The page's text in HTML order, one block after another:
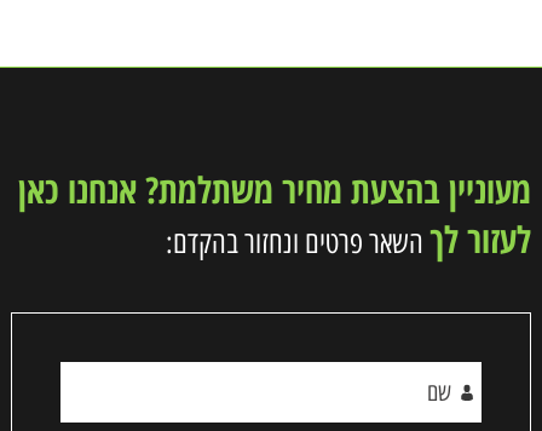
מעוניין בהצעת מחיר משתלמת? אנחנו כאן
לעזור לךהשאר פרטים ונחזור בהקדם: